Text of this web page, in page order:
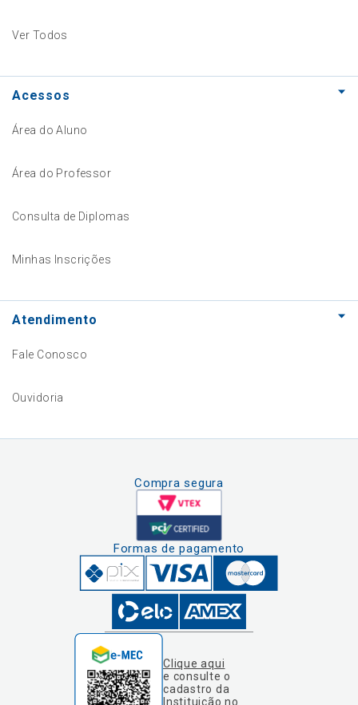
Ver Todos
Acessos
Área do Aluno
Área do Professor
Consulta de Diplomas
Minhas Inscrições
Atendimento
Fale Conosco
Ouvidoria
Compra segura
Formas de pagamento
Clique aqui
e consulte o
cadastro da
Instituição no